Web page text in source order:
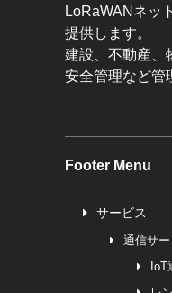
LoRaWANネッ
提供します。
建設、不動産、
安全管理など管
Footer Menu
サービス
通信サー